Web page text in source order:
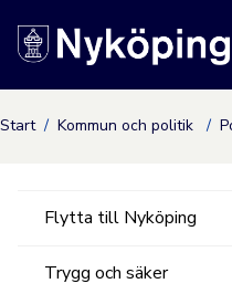
Start Kommun och politik
Flytta till Nyköping
Trygg och säker